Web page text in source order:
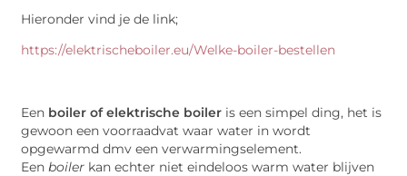
Hieronder vind je de link;
https://elektrischeboiler.eu/Welke-boiler-bestellen
Een boiler of elektrische boiler is een simpel ding, het is
gewoon een voorraadvat waar water in wordt
opgewarmd dmv een verwarmingselement.
Een boiler kan echter niet eindeloos warm water blijven